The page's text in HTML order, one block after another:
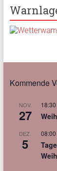
Kommende
NOV.
27
18:30
DEZ.
5
08:00